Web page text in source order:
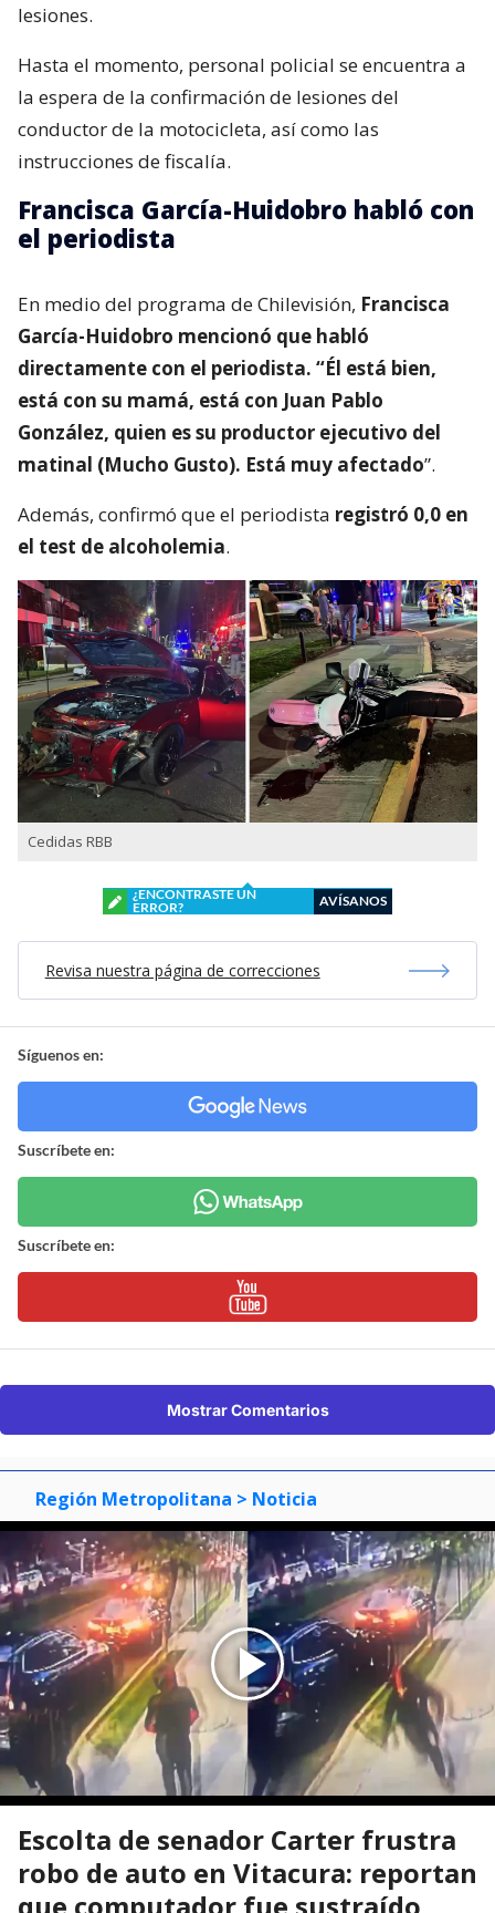
lesiones.
Hasta el momento, personal policial se encuentra a
la espera de la confirmación de lesiones del
conductor de la motocicleta, así como las
instrucciones de fiscalía.
Francisca García-Huidobro habló con
el periodista
En medio del programa de Chilevisión, Francisca
García-Huidobro mencionó que habló
directamente con el periodista. “Él está bien,
está con su mamá, está con Juan Pablo
González, quien es su productor ejecutivo del
matinal (Mucho Gusto). Está muy afectado”.
Además, confirmó que el periodista registró 0,0 en
el test de alcoholemia.
Cedidas RBB
¿ENCONTRASTE UN
ERROR?
AVÍSANOS
Revisa nuestra página de correcciones
Síguenos en:
Suscríbete en:
Suscríbete en:
Mostrar Comentarios
Región Metropolitana > Noticia
Escolta de senador Carter frustra
robo de auto en Vitacura: reportan